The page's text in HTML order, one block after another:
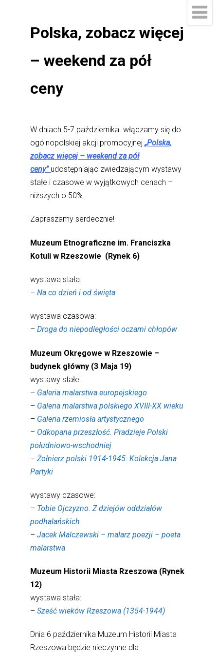
Polska, zobacz więcej
– weekend za pół
ceny
W dniach 5-7 października włączamy się do
ogólnopolskiej akcji promocyjnej „Polska,
zobacz więcej – weekend za pół
ceny” udostępniając zwiedzającym wystawy
stałe i czasowe w wyjątkowych cenach –
niższych o 50%
Zapraszamy serdecznie!
Muzeum Etnograficzne im. Franciszka
Kotuli w Rzeszowie (Rynek 6)
wystawa stała:
–Na co dzień i od święta
wystawa czasowa:
–Droga do niepodległości oczami chłopów
Muzeum Okręgowe w Rzeszowie –
budynek główny (3 Maja 19)
wystawy stałe:
– Galeria malarstwa europejskiego
– Galeria malarstwa polskiego XVIII-XX wieku
– Galeria rzemiosła artystycznego
– Odkopana przeszłość. Pradzieje Polski
południowo-wschodniej
–Żołnierz polski 1914-1945. Kolekcja Jana
Partyki
wystawy czasowe:
– Tobie Ojczyzno. Z dziejów oddziałów
podhalańskich
–Jacek Malczewski – malarz poezji – poeta
malarstwa
Muzeum Historii Miasta Rzeszowa (Rynek
12)
wystawa stała:
–Sześć wieków Rzeszowa (1354-1944)
Dnia 6 października Muzeum Historii Miasta
Rzeszowa będzie nieczynne dla